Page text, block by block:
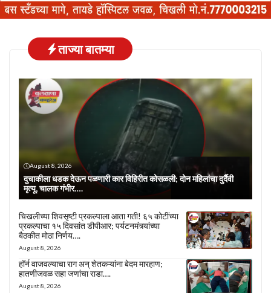
ताज्या बातम्या
August 8, 2026
दुचाकीला धडक देऊन पळणारी कार विहिरीत कोसळली; दोन महिलांचा दुर्दैवी
मृत्यू, चालक गंभीर….
चिखलीच्या शिवसृष्टी प्रकल्पाला आता गती! ६५ कोटींच्या
प्रकल्पाचा १५ दिवसांत डीपीआर; पर्यटनमंत्र्यांच्या
बैठकीत मोठा निर्णय….
August 8, 2026
हॉर्न वाजवल्याचा राग अन् शेतकऱ्यांना बेदम मारहाण;
हातणीजवळ सहा जणांचा राडा….
August 8, 2026